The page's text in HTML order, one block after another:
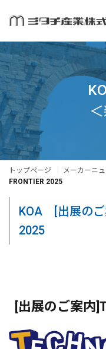
トップページ メーカーニ
FRONTIER 2025
KOA [出展のご
2025
[出展のご案内